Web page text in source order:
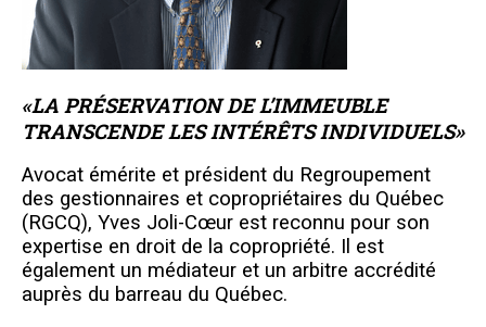
«LA PRÉSERVATION DE L’IMMEUBLE
TRANSCENDE LES INTÉRÊTS INDIVIDUELS»
Avocat émérite et président du Regroupement
des gestionnaires et copropriétaires du Québec
(RGCQ), Yves Joli-Cœur est reconnu pour son
expertise en droit de la copropriété. Il est
également un médiateur et un arbitre accrédité
auprès du barreau du Québec.